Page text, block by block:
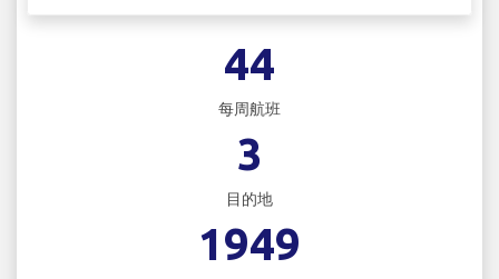
44
每周航班
3
目的地
1949